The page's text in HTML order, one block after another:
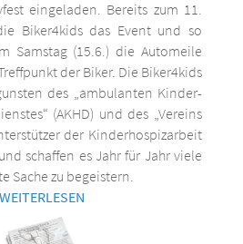
eingeladen. Bereits zum 11.
Biker4kids das Event und so
Samstag (15.6.) die Automeile
der Biker. Die Biker4kids
des „ambulanten Kinder-
(AKHD) und des „Vereins
der Kinderhospizarbeit
schaffen es Jahr für Jahr viele
Sache zu begeistern.
WEITERLESEN